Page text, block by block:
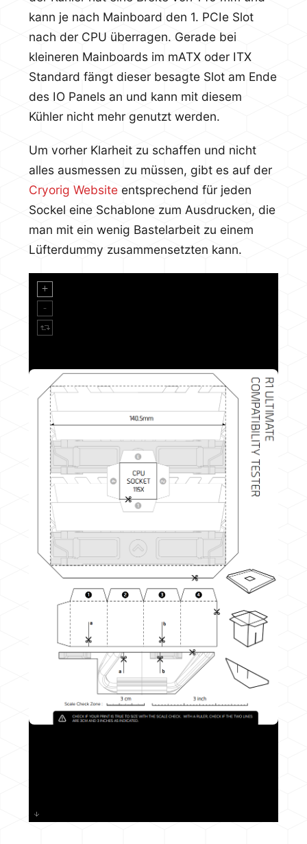
kann je nach Mainboard den 1. PCIe Slot
nach der CPU überragen. Gerade bei
kleineren Mainboards im mATX oder ITX
Standard fängt dieser besagte Slot am Ende
des IO Panels an und kann mit diesem
Kühler nicht mehr genutzt werden.
Um vorher Klarheit zu schaffen und nicht
alles ausmessen zu müssen, gibt es auf der
Cryorig Websiteentsprechend für jeden
Sockel eine Schablone zum Ausdrucken, die
man mit ein wenig Bastelarbeit zu einem
Lüfterdummy zusammensetzten kann.